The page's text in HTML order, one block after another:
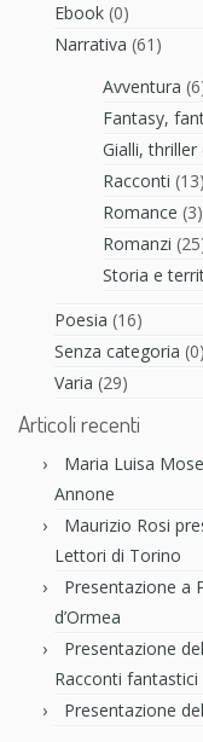
Ebook (0)
Narrativa (61)
Avventura
Fantasy,
Gialli, thriller
Racconti (13)
Romance (3)
Romanzi
Storia e
Poesia (16)
Senza categoria (0)
Varia (29)
Articoli recenti
Maria Luisa
Annone
Maurizio Rosi
Lettori di Torino
Presentazione a
d’Ormea
Presentazione
Racconti
Presentazione